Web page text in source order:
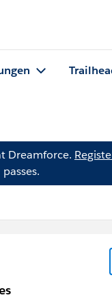
Dreamforce.
passes.